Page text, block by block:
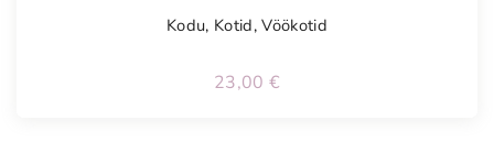
Kodu, Kotid,Vöökotid
23,00 €